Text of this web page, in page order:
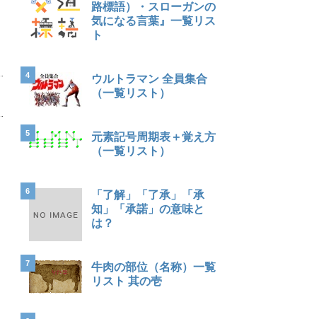
路標語）・スローガンの
気になる言葉』一覧リス
ト
4
ウルトラマン 全員集合
（一覧リスト）
5
元素記号周期表＋覚え方
（一覧リスト）
6
「了解」「了承」「承
知」「承諾」の意味と
は？
7
牛肉の部位（名称）一覧
リスト 其の壱